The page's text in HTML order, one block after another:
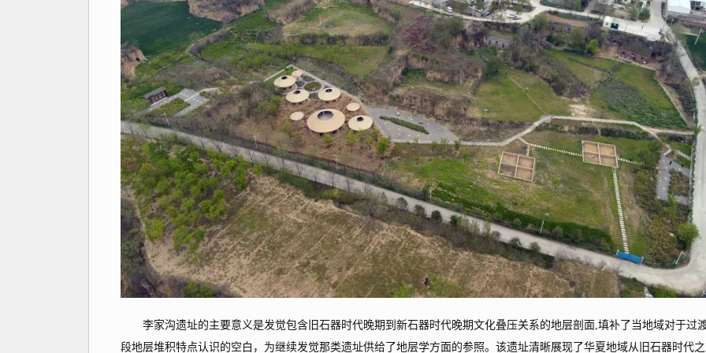
李家沟遗址的主要意义是发觉包含旧石器时代晚期到新石器时代晚期文化叠压关系的地层剖面,填补了当地域对于过
段地层堆积特点认识的空白，为继续发觉那类遗址供给了地层学方面的参照。该遗址清晰展现了华夏地域从旧石器时代